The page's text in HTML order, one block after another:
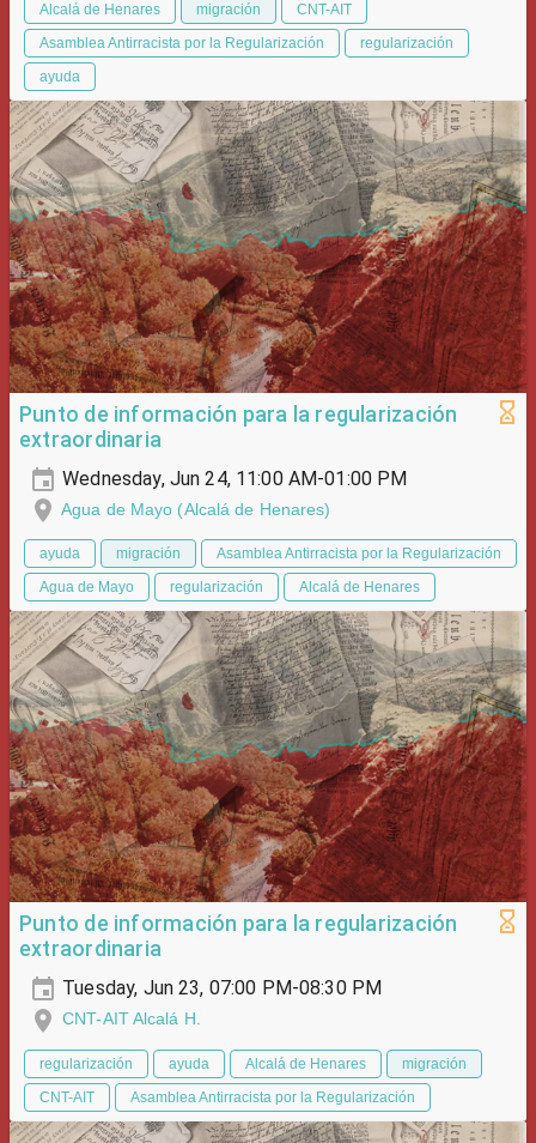
Alcalá de Henares migración
CNT-AIT
Asamblea Antirracista por la Regularización
regularización
ayuda
Punto de información para la regularización
extraordinaria
Wednesday, Jun 24, 11:00 AM-01:00 PM
Agua de Mayo (Alcalá de Henares)
ayuda migración
Asamblea Antirracista por la Regularización
Agua de Mayo
regularización Alcalá de Henares
Punto de información para la regularización
extraordinaria
Tuesday, Jun 23, 07:00 PM-08:30 PM
CNT-AIT Alcalá H.
regularización ayuda Alcalá de Henares
migración
CNT-AIT
Asamblea Antirracista por la Regularización